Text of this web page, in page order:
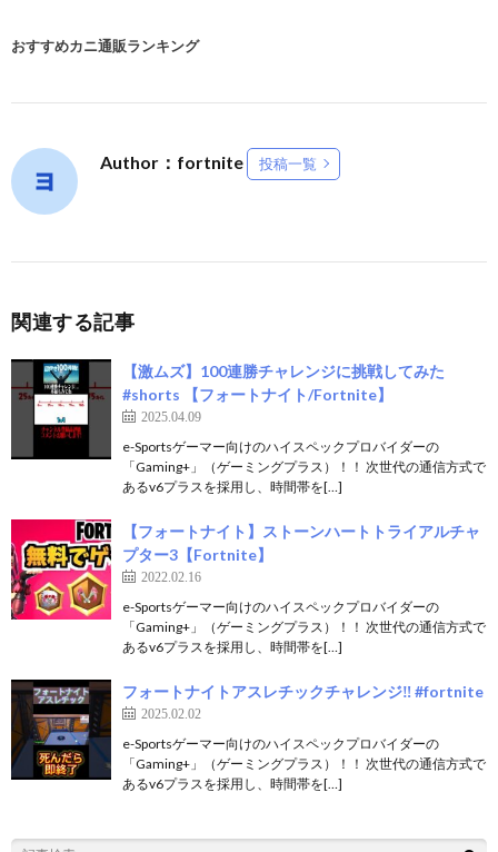
おすすめカニ通販ランキング
Author：fortnite 投稿一覧
関連する記事
【激ムズ】100連勝チャレンジに挑戦してみた
#shorts 【フォートナイト/Fortnite】
2025.04.09
e-Sportsゲーマー向けのハイスペックプロバイダーの
「Gaming+」（ゲーミングプラス）！！ 次世代の通信方式で
あるv6プラスを採用し、時間帯を[…]
【フォートナイト】ストーンハートトライアルチャ
プター3【Fortnite】
2022.02.16
e-Sportsゲーマー向けのハイスペックプロバイダーの
「Gaming+」（ゲーミングプラス）！！ 次世代の通信方式で
あるv6プラスを採用し、時間帯を[…]
フォートナイトアスレチックチャレンジ‼ #fortnite
2025.02.02
e-Sportsゲーマー向けのハイスペックプロバイダーの
「Gaming+」（ゲーミングプラス）！！ 次世代の通信方式で
あるv6プラスを採用し、時間帯を[…]